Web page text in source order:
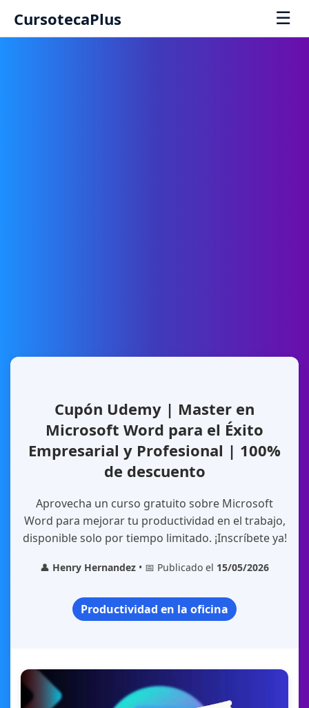
CursotecaPlus ☰
Cupón Udemy | Master en
Microsoft Word para el Éxito
Empresarial y Profesional | 100%
de descuento
Aprovecha un curso gratuito sobre Microsoft
Word para mejorar tu productividad en el trabajo,
disponible solo por tiempo limitado. ¡Inscríbete ya!
👤 Henry Hernandez • 📅 Publicado el 15/05/2026
Productividad en la oficina